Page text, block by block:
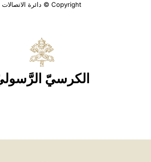
Copyright © دائرة الاتصالات
الكرسيّ